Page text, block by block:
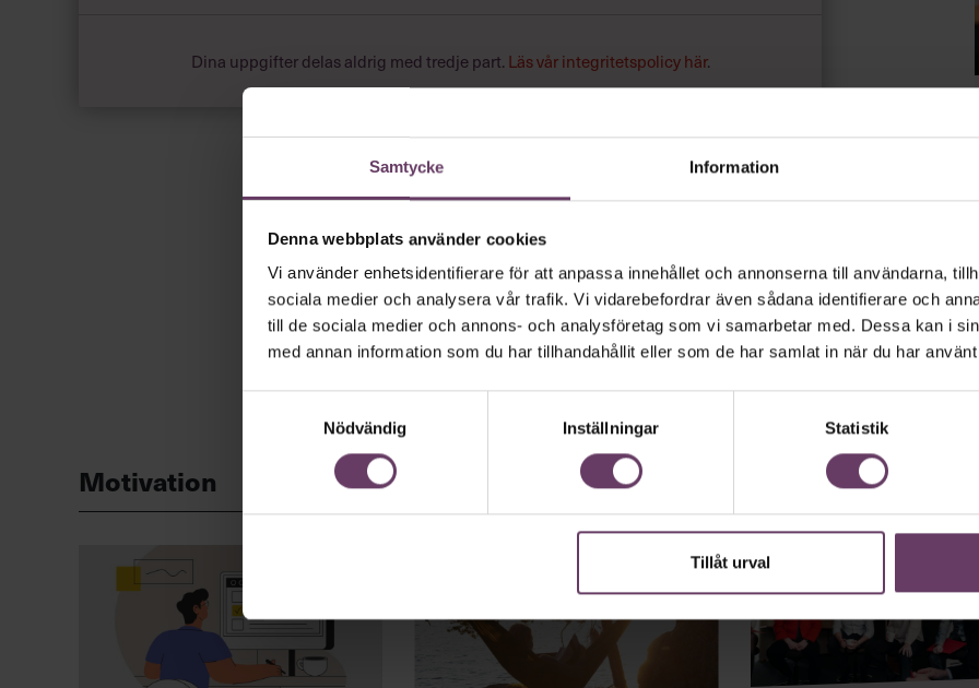
Samtycke Information
Denna webbplats använder cookies
Vi använder enhetsidentifierare för att anpassa innehållet och annonserna till användarna,
sociala medier och analysera vår trafik. Vi vidarebefordrar även sådana identifierare och
till de sociala medier och annons- och analysföretag som vi samarbetar med. Dessa kan i
med annan information som du har tillhandahållit eller som de har samlat in när du har
Nödvändig
Inställningar Statistik
Tillåt urval
Dina uppgifter delas aldrig med tredje part. Läs vår integritetspolicy här.
Motivation